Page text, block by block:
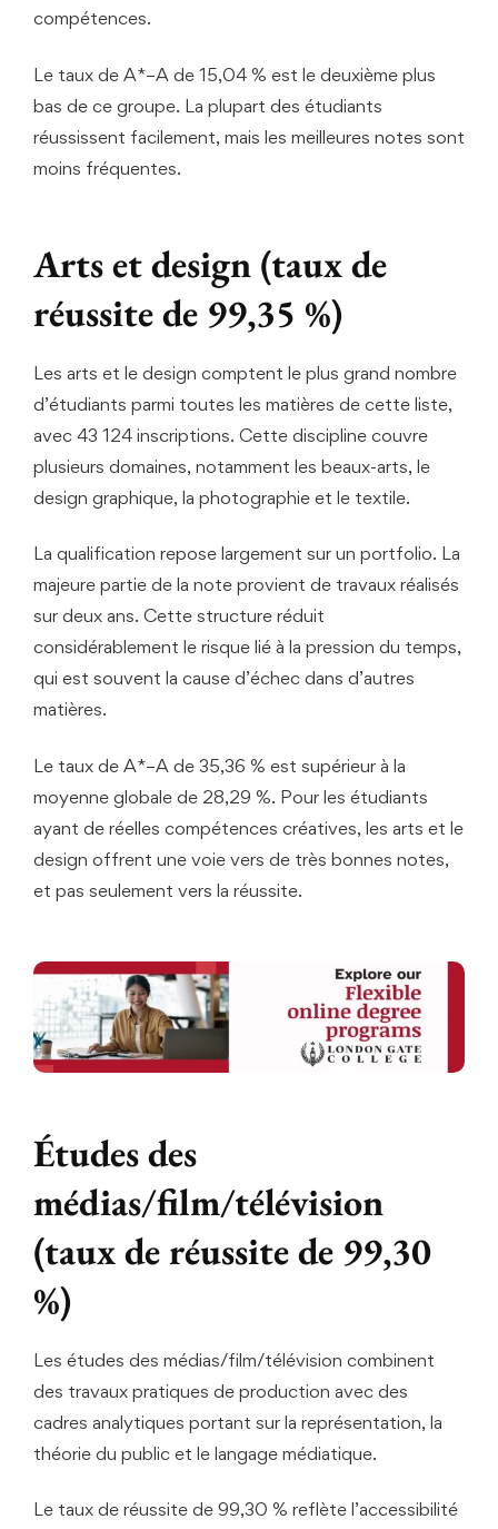
compétences.
Le taux de A*–A de 15,04 % est le deuxième plus
bas de ce groupe. La plupart des étudiants
réussissent facilement, mais les meilleures notes sont
moins fréquentes.
Arts et design (taux de
réussite de 99,35 %)
Les arts et le design comptent le plus grand nombre
d’étudiants parmi toutes les matières de cette liste,
avec 43 124 inscriptions. Cette discipline couvre
plusieurs domaines, notamment les beaux-arts, le
design graphique, la photographie et le textile.
La qualification repose largement sur un portfolio. La
majeure partie de la note provient de travaux réalisés
sur deux ans. Cette structure réduit
considérablement le risque lié à la pression du temps,
qui est souvent la cause d’échec dans d’autres
matières.
Le taux de A*–A de 35,36 % est supérieur à la
moyenne globale de 28,29 %. Pour les étudiants
ayant de réelles compétences créatives, les arts et le
design offrent une voie vers de très bonnes notes,
et pas seulement vers la réussite.
Études des
médias/film/télévision
(taux de réussite de 99,30
%)
Les études des médias/film/télévision combinent
des travaux pratiques de production avec des
cadres analytiques portant sur la représentation, la
théorie du public et le langage médiatique.
Le taux de réussite de 99,30 % reflète l’accessibilité